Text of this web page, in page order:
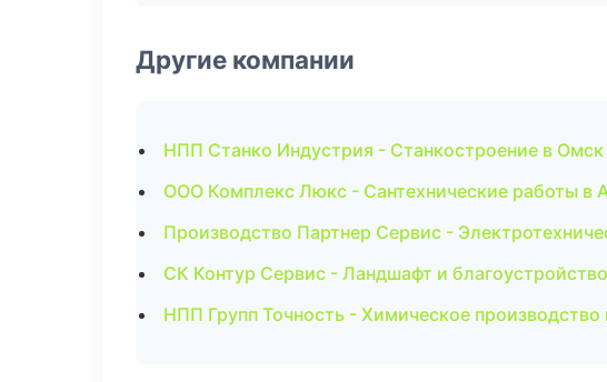
Другие компании
НПП Станко Индустрия - Станкостроение в Омск
ООО Комплекс Люкс - Сантехнические работы в
Производство Партнер Сервис -
СК Контур Сервис - Ландшафт и
НПП Групп Точность - Химическое